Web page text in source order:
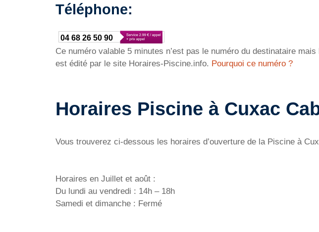
Téléphone:
04 68 26 50 90
Ce numéro valable 5 minutes n’est pas le numéro du destinataire
est édité par le site Horaires-Piscine.info. Pourquoi ce numéro ?
Horaires Piscine à Cuxac
Vous trouverez ci-dessous les horaires d’ouverture de la Piscine à
Horaires en Juillet et août :
Du lundi au vendredi : 14h – 18h
Samedi et dimanche : Fermé